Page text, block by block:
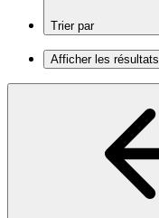
Trier par
Afficher les résultats